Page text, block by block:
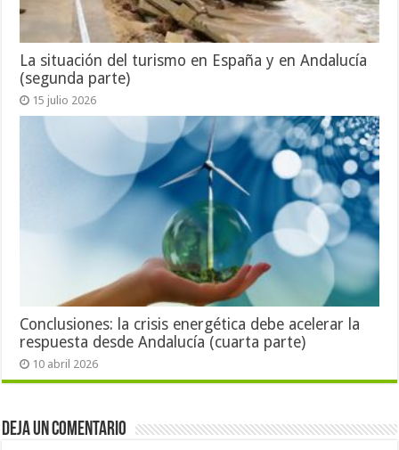
La situación del turismo en España y en Andalucía
(segunda parte)
15 julio 2026
Conclusiones: la crisis energética debe acelerar la
respuesta desde Andalucía (cuarta parte)
10 abril 2026
Deja un comentario